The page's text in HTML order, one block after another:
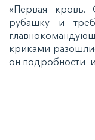
«Первая
рубашку и
криками
он подробности